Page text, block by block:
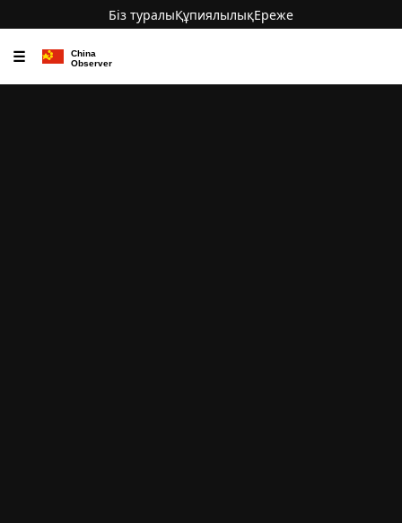
Біз туралыҚұпиялылықЕреже
☰